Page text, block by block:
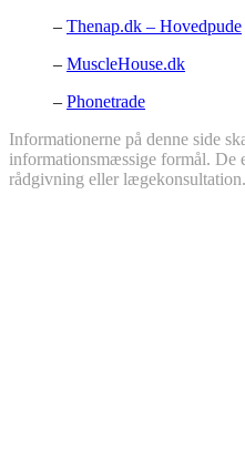
– Thenap.dk – Hovedpude
– MuscleHouse.dk
– Phonetrade
Informationerne på denne side
informationsmæssige formål. De
rådgivning eller lægekonsultation.